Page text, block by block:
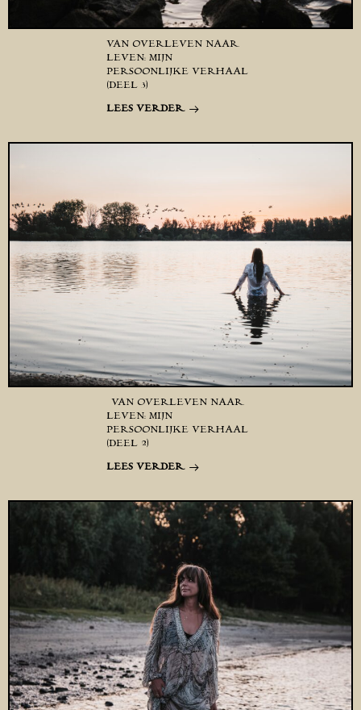
VAN OVERLEVEN NAAR
LEVEN: MIJN
PERSOONLIJKE VERHAAL
(DEEL 3)
LEES VERDER
VAN OVERLEVEN NAAR
LEVEN: MIJN
PERSOONLIJKE VERHAAL
(DEEL 2)
LEES VERDER